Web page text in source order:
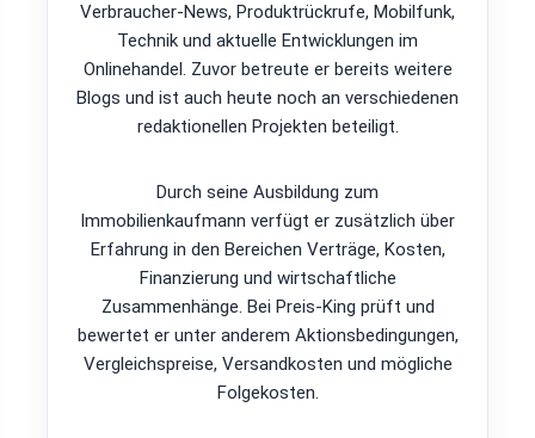
Verbraucher-News, Produktrückrufe, Mobilfunk,
Technik und aktuelle Entwicklungen im
Onlinehandel. Zuvor betreute er bereits weitere
Blogs und ist auch heute noch an verschiedenen
redaktionellen Projekten beteiligt.
Durch seine Ausbildung zum
Immobilienkaufmann verfügt er zusätzlich über
Erfahrung in den Bereichen Verträge, Kosten,
Finanzierung und wirtschaftliche
Zusammenhänge. Bei Preis-King prüft und
bewertet er unter anderem Aktionsbedingungen,
Vergleichspreise, Versandkosten und mögliche
Folgekosten.